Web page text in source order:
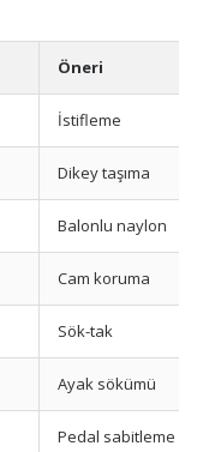
Öneri
İstifleme
Dikey taşıma
Balonlu naylon
Cam koruma
Sök-tak
Ayak sökümü
Pedal sabitleme